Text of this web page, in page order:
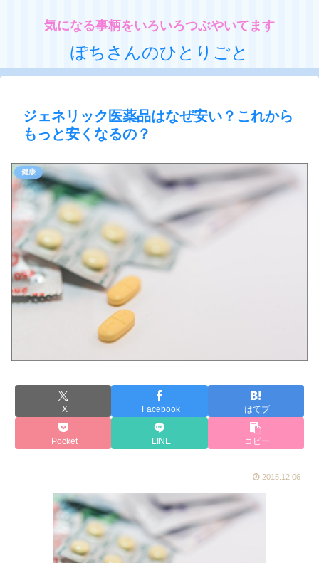
気になる事柄をいろいろつぶやいてます
ぽちさんのひとりごと
ジェネリック医薬品はなぜ安い？これから
もっと安くなるの？
健康
X Facebook はてブ
Pocket LINE コピー
2015.12.06